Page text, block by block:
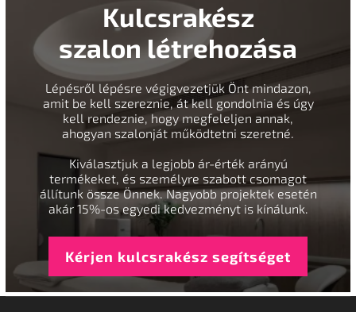
Kulcsrakész
szalon létrehozása
Lépésről lépésre végigvezetjük Önt mindazon,
amit be kell szereznie, át kell gondolnia és úgy
kell rendeznie, hogy megfeleljen annak,
ahogyan szalonját működtetni szeretné.
Kiválasztjuk a legjobb ár-érték arányú
termékeket, és személyre szabott csomagot
állítunk össze Önnek. Nagyobb projektek esetén
akár 15%-os egyedi kedvezményt is kínálunk.
Kérjen kulcsrakész segítséget